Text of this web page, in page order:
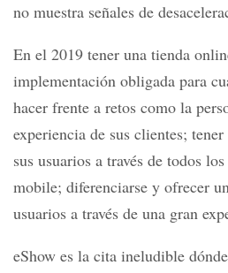
no muestra señales de
En el 2019 tener una tienda
implementación obligada para
hacer frente a retos como la
experiencia de sus clientes;
sus usuarios a través de todos
mobile; diferenciarse y ofrecer
usuarios a través de una gran
eShow es la cita ineludible